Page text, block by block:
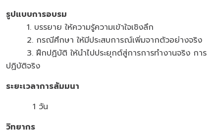
รูปแบบการอบรม
1. บรรยาย ให้ความรู้ความเข้าใจเชิงลึก
2. กรณีศึกษา ให้มีประสบการณ์เพิ่มจากตัวอย่างจริง
3. ฝึกปฏิบัติ ให้นำไปประยุกต์สู่การการทำงานจริง การ
ปฏิบัติจริง
ระยะเวลาการสัมมนา
1 วัน
วิทยากร